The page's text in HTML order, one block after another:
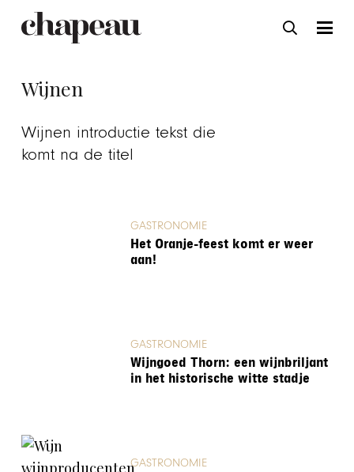
Wijnen
Wijnen introductie tekst die
komt na de titel
GASTRONOMIE
Het Oranje-feest komt er weer
aan!
GASTRONOMIE
Wijngoed Thorn: een wijnbriljant
in het historische witte stadje
GASTRONOMIE